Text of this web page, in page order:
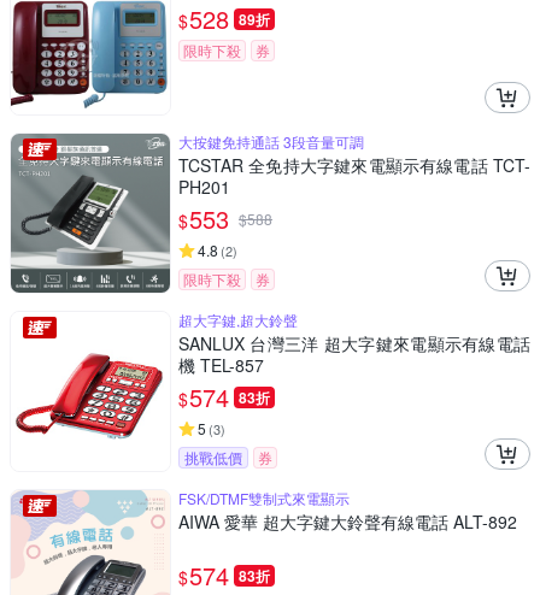
$528 89折
限時下殺 券
大按鍵免持通話 3段音量可調
TCSTAR 全免持大字鍵來電顯示有線電話 TCT-
PH201
$553 $588
4.8 (2)
限時下殺
券
超大字鍵,超大鈴聲
SANLUX 台灣三洋 超大字鍵來電顯示有線電話
機 TEL-857
$574 83折
5 (3)
挑戰低價
券
FSK/DTMF雙制式來電顯示
AIWA 愛華 超大字鍵大鈴聲有線電話 ALT-892
$574 83折